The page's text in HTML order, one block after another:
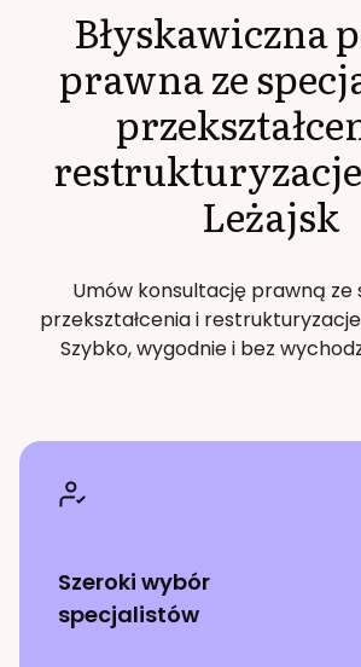
Błyskawiczna
prawna ze
restrukturyzacje
Leżajsk
Umów konsultację prawną ze
przekształcenia i
Szybko, wygodnie i bez
Szeroki wybór
specjalistów